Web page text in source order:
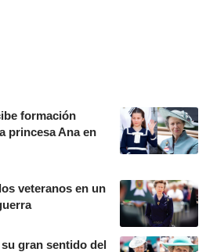
formación
princesa Ana en
veteranos en un
gran sentido del